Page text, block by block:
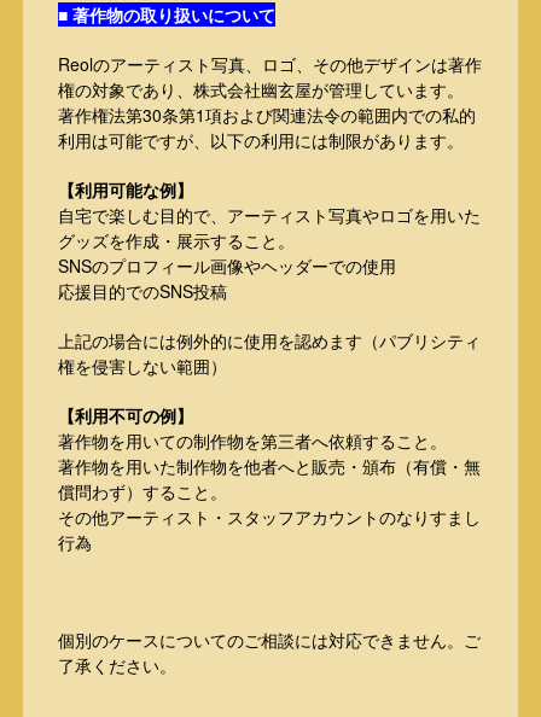
■ 著作物の取り扱いについて
Reolのアーティスト写真、ロゴ、その他デザインは著作
権の対象であり、株式会社幽玄屋が管理しています。
著作権法第30条第1項および関連法令の範囲内での私的
利用は可能ですが、以下の利用には制限があります。
【利用可能な例】
自宅で楽しむ目的で、アーティスト写真やロゴを用いた
グッズを作成・展示すること。
SNSのプロフィール画像やヘッダーでの使用
応援目的でのSNS投稿
上記の場合には例外的に使用を認めます（パブリシティ
権を侵害しない範囲）
【利用不可の例】
著作物を用いての制作物を第三者へ依頼すること。
著作物を用いた制作物を他者へと販売・頒布（有償・無
償問わず）すること。
その他アーティスト・スタッフアカウントのなりすまし
行為
個別のケースについてのご相談には対応できません。ご
了承ください。